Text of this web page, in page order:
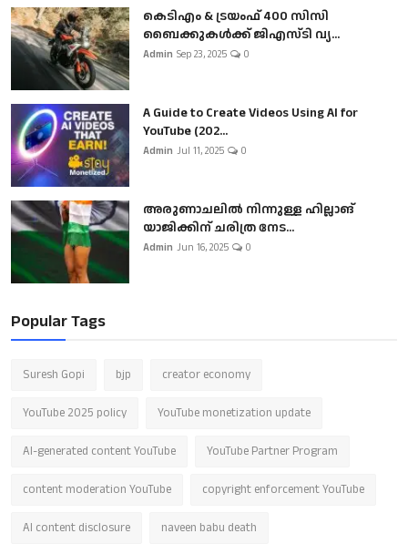
കെടിഎം & ട്രയംഫ് 400 സിസി
ബൈക്കുകൾക്ക് ജിഎസ്ടി വ്യ...
Admin Sep 23, 2025 0
A Guide to Create Videos Using AI for
YouTube (202...
Admin Jul 11, 2025 0
അരുണാചലിൽ നിന്നുള്ള ഹില്ലാങ്
യാജിക്കിന് ചരിത്ര നേട...
Admin Jun 16, 2025 0
Popular Tags
Suresh Gopi bjp creator economy
YouTube 2025 policy YouTube monetization update
AI-generated content YouTube YouTube Partner Program
content moderation YouTube copyright enforcement YouTube
AI content disclosure naveen babu death